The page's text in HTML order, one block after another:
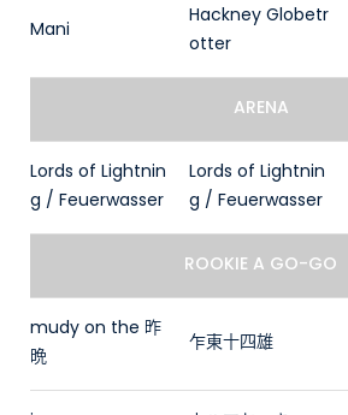
Mani
Hackney Globetr
otter
ARENA
Lords of Lightnin
g / Feuerwasser
Lords of Lightnin
g / Feuerwasser
ROOKIE A GO-GO
mudy on the 昨
晩
乍東十四雄